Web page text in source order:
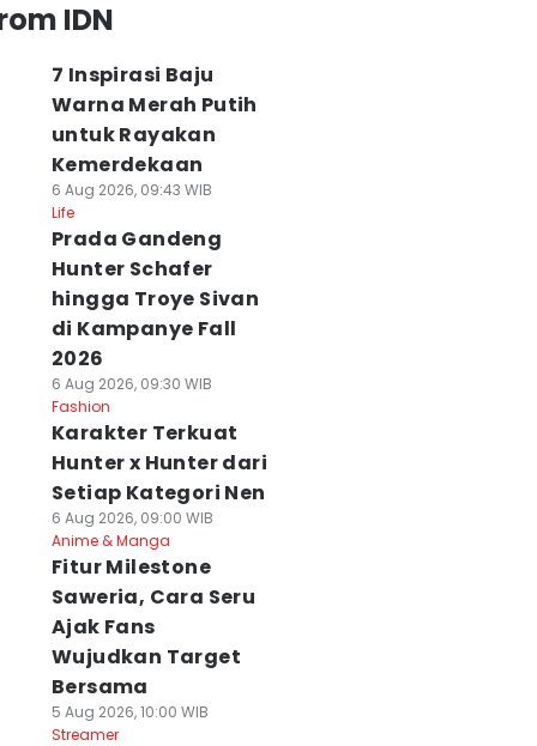
IDN
7 Inspirasi Baju
Warna Merah Putih
untuk Rayakan
Kemerdekaan
6 Aug 2026, 09:43 WIB
Life
Prada Gandeng
Hunter Schafer
hingga Troye Sivan
di Kampanye Fall
2026
6 Aug 2026, 09:30 WIB
Fashion
Karakter Terkuat
Hunter x Hunter dari
Setiap Kategori Nen
6 Aug 2026, 09:00 WIB
Anime & Manga
Fitur Milestone
Saweria, Cara Seru
Ajak Fans
Wujudkan Target
Bersama
5 Aug 2026, 10:00 WIB
Streamer